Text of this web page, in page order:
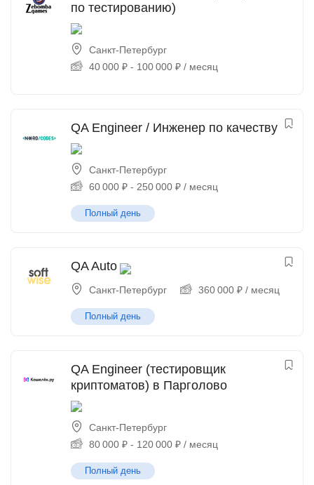
по тестированию)
Санкт-Петербург
40 000 ₽ - 100 000 ₽ / месяц
QA Engineer / Инженер по качеству
Санкт-Петербург
60 000 ₽ - 250 000 ₽ / месяц
Полный день
QA Auto
Санкт-Петербург 360 000 ₽ / месяц
Полный день
QA Engineer (тестировщик
криптоматов) в Парголово
Санкт-Петербург
80 000 ₽ - 120 000 ₽ / месяц
Полный день